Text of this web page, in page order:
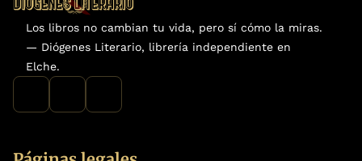
Los libros no cambian tu vida, pero sí cómo la miras.
— Diógenes Literario, librería independiente en
Elche.